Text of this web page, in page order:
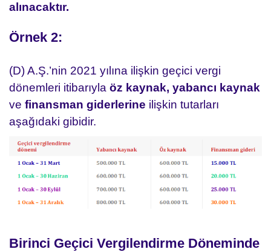
alınacaktır.
Örnek 2:
(D) A.Ş.’nin 2021 yılına ilişkin geçici vergi
dönemleri itibarıyla öz kaynak, yabancı kaynak
ve finansman giderlerine ilişkin tutarları
aşağıdaki gibidir.
Birinci Geçici Vergilendirme Döneminde